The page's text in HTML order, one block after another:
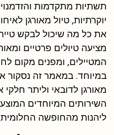
תשתיות מתקדמות
יוקרתיות, טיול מאורגן
את כל מה שיכול לבקש
מציעה טיולים פרטיים
המטיילים, ומפנים מקום
במיוחד. במאמר זה נסקור
מאורגן לדובאי וליתר
השירותים המיוחדים
ליהנות מהחופשה